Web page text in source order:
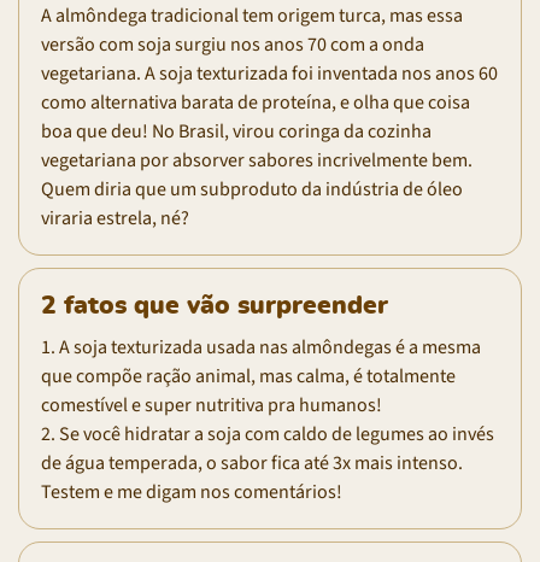
A almôndega tradicional tem origem turca, mas essa
versão com soja surgiu nos anos 70 com a onda
vegetariana. A soja texturizada foi inventada nos anos 60
como alternativa barata de proteína, e olha que coisa
boa que deu! No Brasil, virou coringa da cozinha
vegetariana por absorver sabores incrivelmente bem.
Quem diria que um subproduto da indústria de óleo
viraria estrela, né?
2 fatos que vão surpreender
1. A soja texturizada usada nas almôndegas é a mesma
que compõe ração animal, mas calma, é totalmente
comestível e super nutritiva pra humanos!
2. Se você hidratar a soja com caldo de legumes ao invés
de água temperada, o sabor fica até 3x mais intenso.
Testem e me digam nos comentários!